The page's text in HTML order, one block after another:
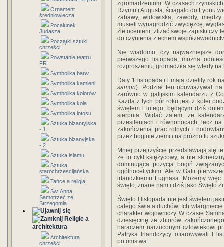
Ornament
średniowiecza
Pocałunek
Judasza
Początki sztuki
chrześci.
Powstanie teatru
FR
Symbolika barw
Symbolika kamieni
Symbolika kolorów
Symbolika koła
Symbolika lotosu
Sztuka bizantyjska
- 1
Sztuka bizanyjska
- 2
Sztuka islamu
Sztuka
starochrześcijańska
Tańce a religia
Św. Anna
Samotrzeć ze
Strzegomia
Religie a
architektura
Architektura
chrześci.
zgromadzeniom. W czasach
Rzymu i Augusta, ściągało do Lyonu
zabawy, widowiska, zawody,
musieli wynagrodzić zwycięzcę,
źle ocenieni, zlizać swoje zapiski czy
do czynienia z echem
Nie wiadomo, czy najważniejsze
pierwszego listopada, można
rozproszeniu, gromadziła się wtedy
Daty 1 listopada i l maja dzieliły rok
samori). Podział ten obowiązywał
zarówno w galijskim kalendarzu z
Każda z tych pór roku jest z kolei
świętem l lutego, będącym dziś
sierpnia. Widać zatem, że
przesileniach i równonocach, lecz
zakończenia prac rolnych i
przez boginie ziemi i na próżno tu
Mniej przejrzyście przedstawiają się
że to cykl księżycowy, a nie
dominująca pozycja bogiń
ogólnoceltyckim. Ale w Galii
irlandzkiemu Lugnasa. Możemy więc
święto, znane nam i dziś jako Święto
Święto l listopada nie jest świętem
całego świata duchów. Ich
charakter wojowniczy. W czasie
dziesięcinę ze zbiorów
haraczem narzuconym człowiekowi
Patryka Irlandczycy ofiarowywali l
potomstwa.